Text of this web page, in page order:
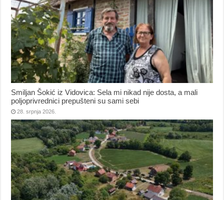
Smiljan Šokić iz Vidovica: Sela mi nikad nije dosta, a mali
poljoprivrednici prepušteni su sami sebi
28. srpnja 2026.